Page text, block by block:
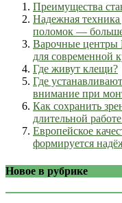
Преимущества
Надежная
поломок —
Варочные центры
для современной
Где живут клещи?
Где
внимание при
Как сохранить
длительной
Европейское
формируется
Новое в рубрике